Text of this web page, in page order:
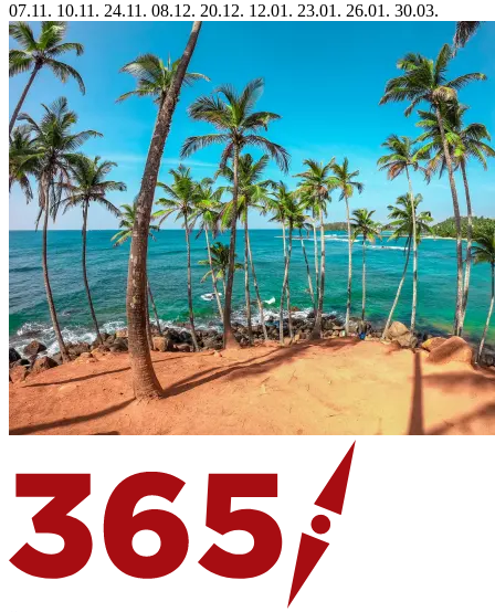
07.11. 10.11. 24.11. 08.12. 20.12. 12.01. 23.01. 26.01. 30.03.